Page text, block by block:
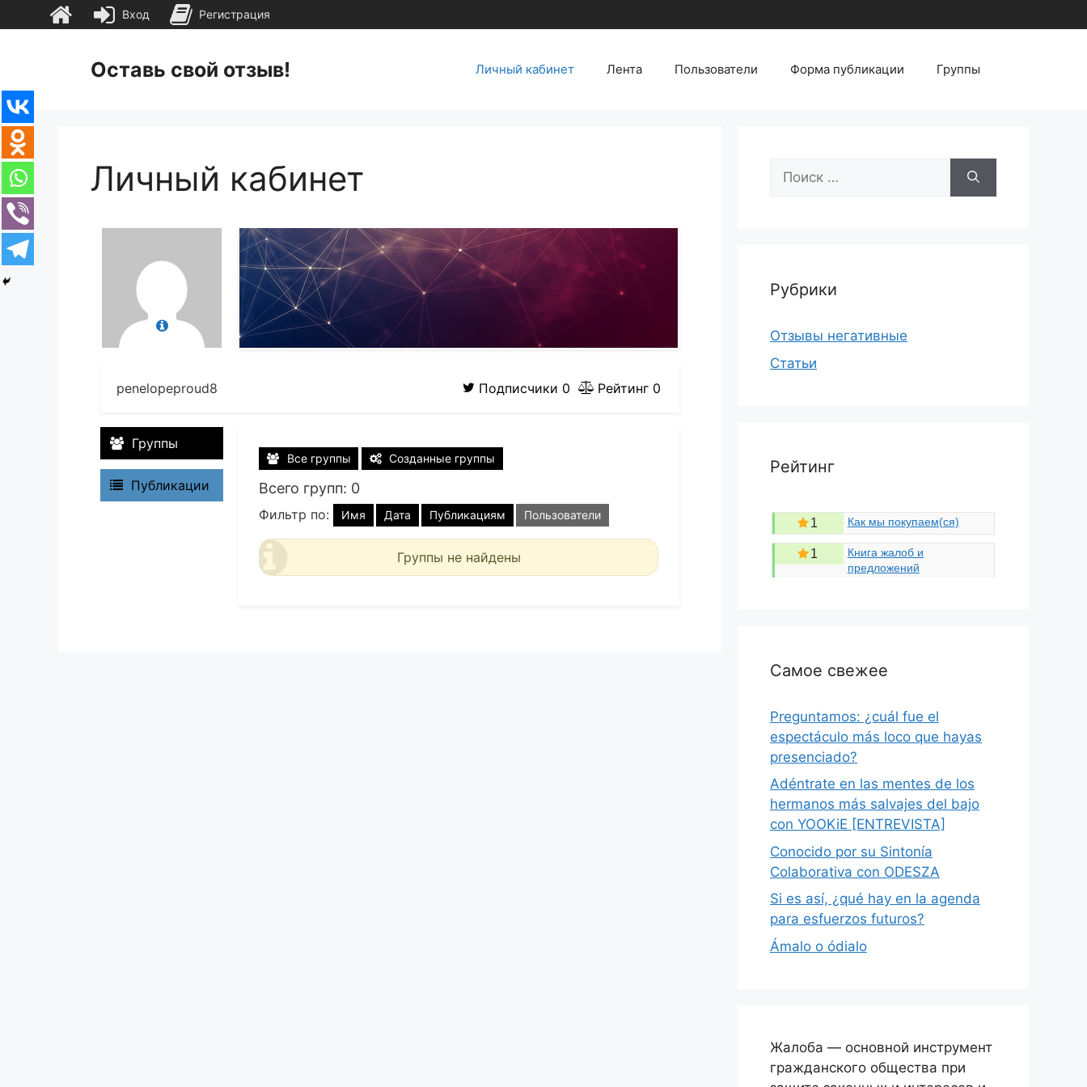
содержимомуОставь свой отзыв! Личный кабинет Лента Пользователи Форма публикации Группы
Личный кабинет
penelopeproud8 Подписчики 0 Рейтинг 0
Группы
Публикации
Все группы Созданные группы
Всего групп: 0
Фильтр по: Имя Дата Публикациям Пользователи
Группы не найдены
Поиск:
Рубрики
Отзывы негативные
Статьи
Рейтинг
1 Как мы покупаем(ся)
1
Книга жалоб и
предложений
Самое свежее
Preguntamos: ¿cuál fue el
espectáculo más loco que hayas
presenciado?
Adéntrate en las mentes de los
hermanos más salvajes del bajo
con YOOKiE [ENTREVISTA]
Conocido por su Sintonía
Colaborativa con ODESZA
Si es así, ¿qué hay en la agenda
para esfuerzos futuros?
Ámalo o ódialo
Жалоба — основной инструмент
гражданского общества при
Вход Регистрация